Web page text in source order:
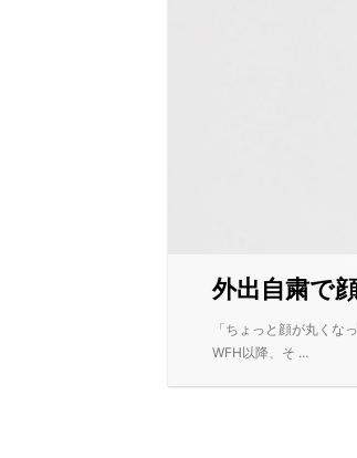
外出自粛で
「ちょっと顔が丸くな
WFH以降、そ ...